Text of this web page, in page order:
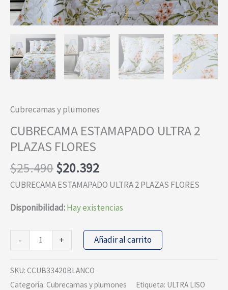
Cubrecamas y plumones
CUBRECAMA ESTAMAPADO ULTRA 2
PLAZAS FLORES
$25.490El
precio
era:
$20.392El
precio
es:
CUBRECAMA ESTAMAPADO ULTRA 2 PLAZAS FLORES
Disponibilidad:Hay existencias
-
CUBRECAMA
ESTAMAPADO
ULTRA
2
+ Añadir al carrito
SKU: CCUB33420BLANCO
Categoría: Cubrecamas y plumones Etiqueta: ULTRA LISO